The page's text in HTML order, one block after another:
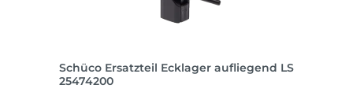
Schüco Ersatzteil Ecklager aufliegend LS
25474200